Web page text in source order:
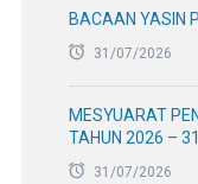
BACAAN YASIN
31/07/2026
MESYUARAT
TAHUN 2026 –
31/07/2026